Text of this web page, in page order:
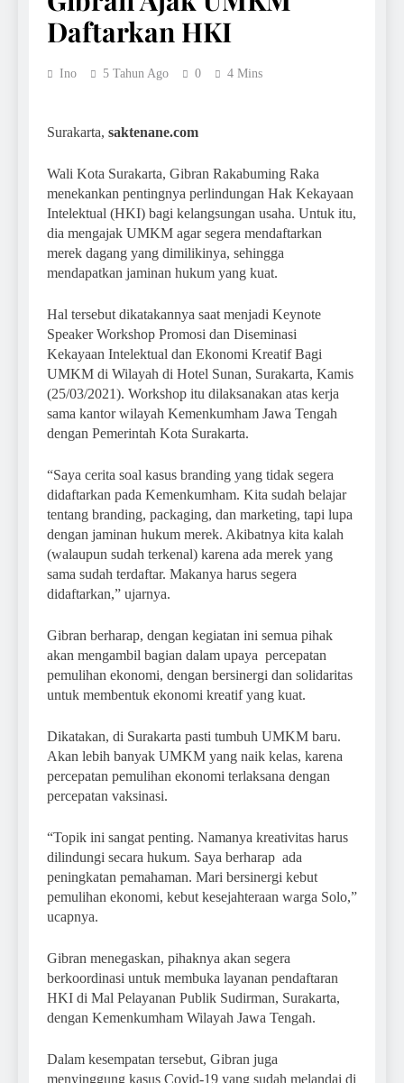
Daftarkan HKI
Ino 5 Tahun Ago 0 4 Mins
Surakarta, saktenane.com
Wali Kota Surakarta, Gibran Rakabuming Raka
menekankan pentingnya perlindungan Hak Kekayaan
Intelektual (HKI) bagi kelangsungan usaha. Untuk itu,
dia mengajak UMKM agar segera mendaftarkan
merek dagang yang dimilikinya, sehingga
mendapatkan jaminan hukum yang kuat.
Hal tersebut dikatakannya saat menjadi Keynote
Speaker Workshop Promosi dan Diseminasi
Kekayaan Intelektual dan Ekonomi Kreatif Bagi
UMKM di Wilayah di Hotel Sunan, Surakarta, Kamis
(25/03/2021). Workshop itu dilaksanakan atas kerja
sama kantor wilayah Kemenkumham Jawa Tengah
dengan Pemerintah Kota Surakarta.
“Saya cerita soal kasus branding yang tidak segera
didaftarkan pada Kemenkumham. Kita sudah belajar
tentang branding, packaging, dan marketing, tapi lupa
dengan jaminan hukum merek. Akibatnya kita kalah
(walaupun sudah terkenal) karena ada merek yang
sama sudah terdaftar. Makanya harus segera
didaftarkan,” ujarnya.
Gibran berharap, dengan kegiatan ini semua pihak
akan mengambil bagian dalam upaya percepatan
pemulihan ekonomi, dengan bersinergi dan solidaritas
untuk membentuk ekonomi kreatif yang kuat.
Dikatakan, di Surakarta pasti tumbuh UMKM baru.
Akan lebih banyak UMKM yang naik kelas, karena
percepatan pemulihan ekonomi terlaksana dengan
percepatan vaksinasi.
“Topik ini sangat penting. Namanya kreativitas harus
dilindungi secara hukum. Saya berharap ada
peningkatan pemahaman. Mari bersinergi kebut
pemulihan ekonomi, kebut kesejahteraan warga Solo,”
ucapnya.
Gibran menegaskan, pihaknya akan segera
berkoordinasi untuk membuka layanan pendaftaran
HKI di Mal Pelayanan Publik Sudirman, Surakarta,
dengan Kemenkumham Wilayah Jawa Tengah.
Dalam kesempatan tersebut, Gibran juga
menyinggung kasus Covid-19 yang sudah melandai di